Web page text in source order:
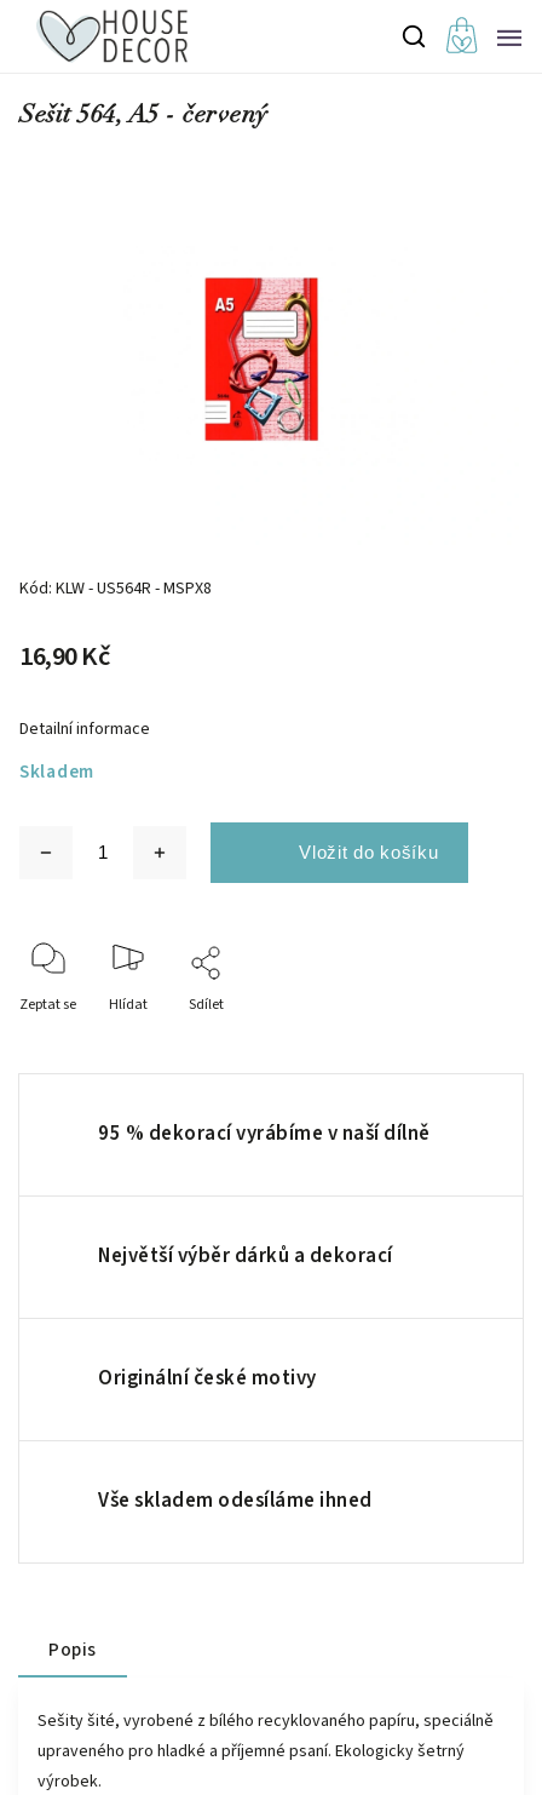
Sešit 564, A5 - červený
Kód: KLW - US564R - MSPX8
16,90 Kč
Skladem
Detailní informace
Zeptat se Hlídat Sdílet
95 % dekorací vyrábíme v naší dílně
Největší výběr dárků a dekorací
Originální české motivy
Vše skladem odesíláme ihned
Popis
Sešity šité, vyrobené z bílého recyklovaného papíru, speciálně
upraveného pro hladké a příjemné psaní. Ekologicky šetrný
výrobek.